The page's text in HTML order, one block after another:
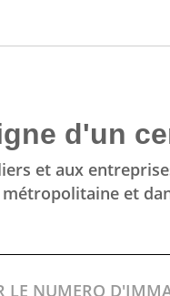
d'un
et aux
métropolitaine et